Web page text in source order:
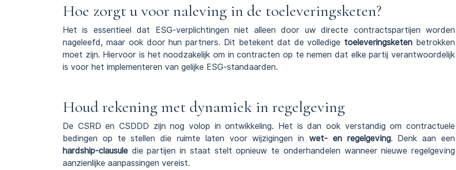
Hoe zorgt u voor naleving in de toeleveringsketen?
Het is essentieel dat ESG-verplichtingen niet alleen door uw directe contractspartijen worden
nageleefd, maar ook door hun partners. Dit betekent dat de volledige toeleveringsketen betrokken
moet zijn. Hiervoor is het noodzakelijk om in contracten op te nemen dat elke partij verantwoordelijk
is voor het implementeren van gelijke ESG-standaarden.
Houd rekening met dynamiek in regelgeving
De CSRD en CSDDD zijn nog volop in ontwikkeling. Het is dan ook verstandig om contractuele
bedingen op te stellen die ruimte laten voor wijzigingen in wet- en regelgeving. Denk aan een
hardship-clausule die partijen in staat stelt opnieuw te onderhandelen wanneer nieuwe regelgeving
aanzienlijke aanpassingen vereist.